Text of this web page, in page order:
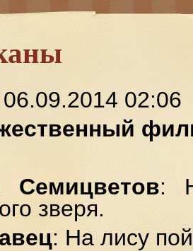
02:06
Семицветов:
зверя.
: На лису